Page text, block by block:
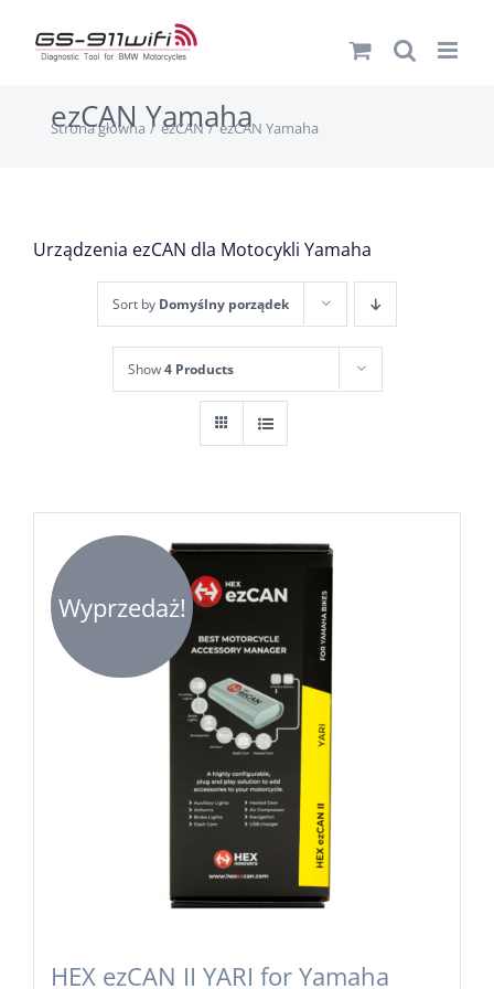
ezCAN Yamaha
Strona główna ezCAN ezCAN Yamaha
Urządzenia ezCAN dla Motocykli Yamaha
Sort by Domyślny porządek
Show4 Products
Wyprzedaż!
HEX ezCAN II YARI for Yamaha